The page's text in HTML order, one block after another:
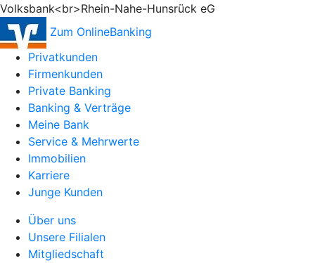
Volksbank<br>Rhein-Nahe-Hunsrück eG
Zum OnlineBanking
Privatkunden
Firmenkunden
Private Banking
Banking & Verträge
Meine Bank
Service & Mehrwerte
Immobilien
Karriere
Junge Kunden
Über uns
Unsere Filialen
Mitgliedschaft